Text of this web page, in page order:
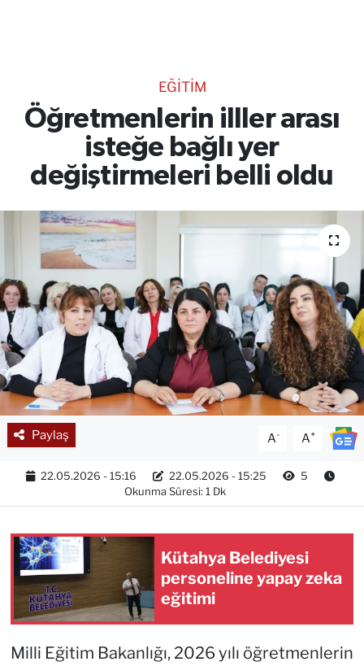
EĞİTİM
Öğretmenlerin illler arası
isteğe bağlı yer
değiştirmeleri belli oldu
Paylaş A- A+
22.05.2026 - 15:16 22.05.2026 - 15:25
5
Okunma Süresi: 1 Dk
Kütahya Belediyesi
personeline yapay zeka
eğitimi
Milli Eğitim Bakanlığı, 2026 yılı öğretmenlerin
RESMİ İLANLAR
Gencsesfm Canlı Dinle